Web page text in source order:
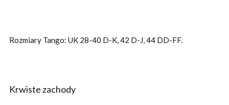
Rozmiary Tango: UK 28-40 D-K, 42 D-J, 44 DD-FF.
Krwiste zachody